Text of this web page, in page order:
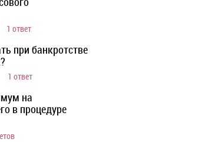
1 ответ
при банкротстве
1 ответ
на
в процедуре